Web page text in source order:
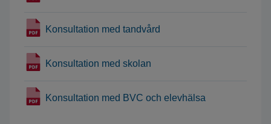
Konsultation med tandvård
Konsultation med skolan
Konsultation med BVC och elevhälsa